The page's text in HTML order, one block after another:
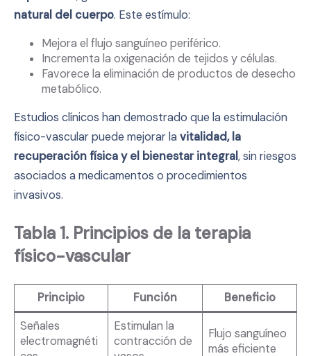
natural del cuerpo. Este estímulo:
Mejora el flujo sanguíneo periférico.
Incrementa la oxigenación de tejidos y células.
Favorece la eliminación de productos de desecho
metabólico.
Estudios clínicos han demostrado que la estimulación
físico-vascular puede mejorar la vitalidad, la
recuperación física y el bienestar integral, sin riesgos
asociados a medicamentos o procedimientos
invasivos.
Tabla 1. Principios de la terapia
físico-vascular
Principio Función
Beneficio
Señales
electromagnéti
Estimulan la
contracción de
Flujo sanguíneo
más eficiente